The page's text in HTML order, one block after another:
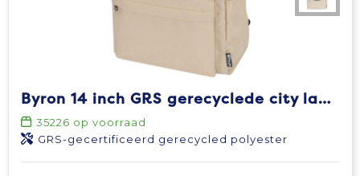
Byron 14 inch GRS gerecyclede city laptoprugzak 16 l
35226 op voorraad
GRS-gecertificeerd gerecycled polyester